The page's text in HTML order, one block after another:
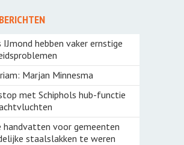
IJmond hebben vaker ernstige
Marjan Minnesma
met Schiphols hub-functie
handvatten voor gemeenten
staalslakken te weren